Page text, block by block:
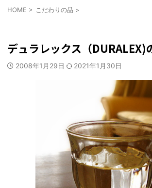
HOME > こだわりの品 >
デュラレックス（DURALEX)
2008年1月29日 2021年1月30日